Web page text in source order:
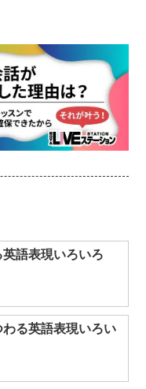
語表現いろいろ
る英語表現いろい